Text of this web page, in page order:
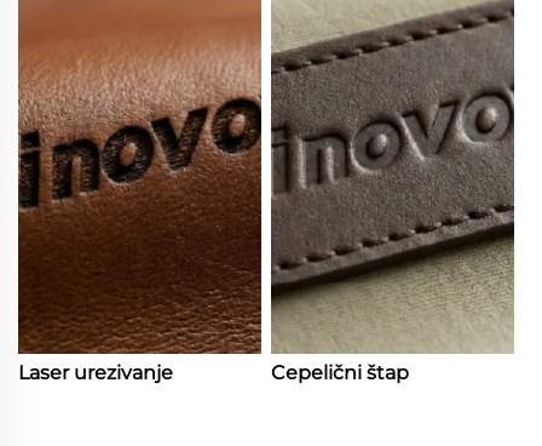
Laser urezivanje Cepelični štap